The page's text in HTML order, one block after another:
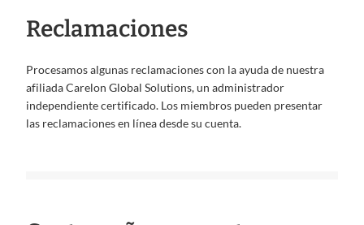
Reclamaciones
Procesamos algunas reclamaciones con la ayuda de nuestra
afiliada Carelon Global Solutions, un administrador
independiente certificado. Los miembros pueden presentar
las reclamaciones en línea desde su cuenta.